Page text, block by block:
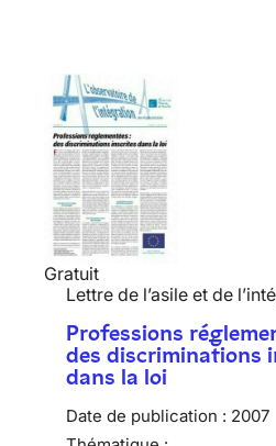
Gratuit
Lettre de l’asile et de
Professions
des discriminations
dans la loi
Date de publication : 2007